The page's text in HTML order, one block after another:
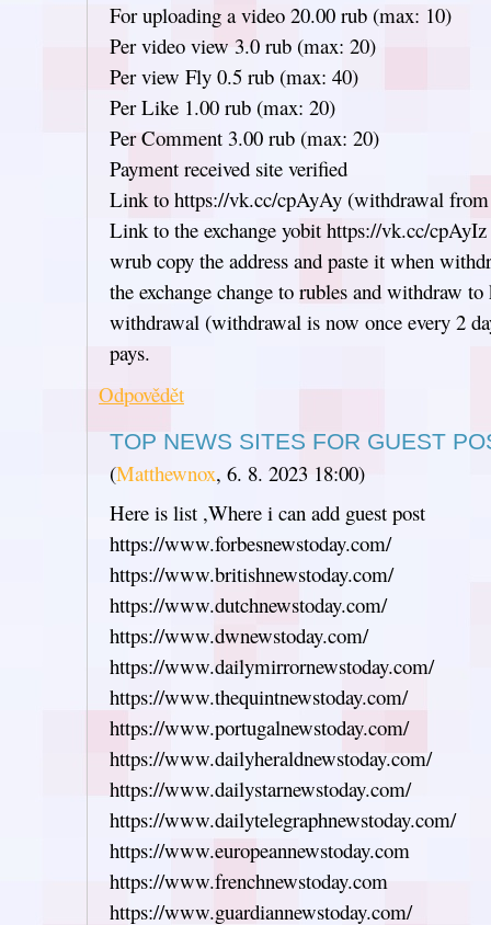
For uploading a video 20.00 rub (max: 10)
Per video view 3.0 rub (max: 20)
Per view Fly 0.5 rub (max: 40)
Per Like 1.00 rub (max: 20)
Per Comment 3.00 rub (max: 20)
Payment received site verified
Link to https://vk.cc/cpAyAy (withdrawal from
Link to the exchange yobit https://vk.cc/
wrub copy the address and paste it when
the exchange change to rubles and withdraw
withdrawal (withdrawal is now once every 2
pays.
Odpovědět
TOP NEWS SITES FOR GUEST
(Matthewnox, 6. 8. 2023 18:00)
Here is list ,Where i can add guest post
https://www.forbesnewstoday.com/
https://www.britishnewstoday.com/
https://www.dutchnewstoday.com/
https://www.dwnewstoday.com/
https://www.dailymirrornewstoday.com/
https://www.thequintnewstoday.com/
https://www.portugalnewstoday.com/
https://www.dailyheraldnewstoday.com/
https://www.dailystarnewstoday.com/
https://www.dailytelegraphnewstoday.com/
https://www.europeannewstoday.com
https://www.frenchnewstoday.com
https://www.guardiannewstoday.com/